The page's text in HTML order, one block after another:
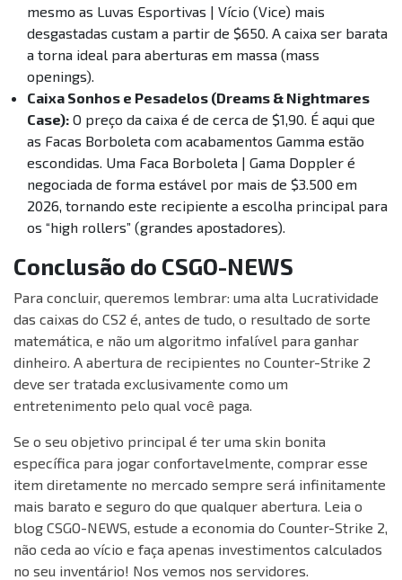
mesmo as Luvas Esportivas | Vício (Vice) mais
desgastadas custam a partir de $650. A caixa ser barata
a torna ideal para aberturas em massa (mass
openings).
Caixa Sonhos e Pesadelos (Dreams & Nightmares
Case): O preço da caixa é de cerca de $1,90. É aqui que
as Facas Borboleta com acabamentos Gamma estão
escondidas. Uma Faca Borboleta | Gama Doppler é
negociada de forma estável por mais de $3.500 em
2026, tornando este recipiente a escolha principal para
os “high rollers” (grandes apostadores).
Conclusão do CSGO-NEWS
Para concluir, queremos lembrar: uma alta Lucratividade
das caixas do CS2 é, antes de tudo, o resultado de sorte
matemática, e não um algoritmo infalível para ganhar
dinheiro. A abertura de recipientes no Counter-Strike 2
deve ser tratada exclusivamente como um
entretenimento pelo qual você paga.
Se o seu objetivo principal é ter uma skin bonita
específica para jogar confortavelmente, comprar esse
item diretamente no mercado sempre será infinitamente
mais barato e seguro do que qualquer abertura. Leia o
blog CSGO-NEWS, estude a economia do Counter-Strike 2,
não ceda ao vício e faça apenas investimentos calculados
no seu inventário! Nos vemos nos servidores.